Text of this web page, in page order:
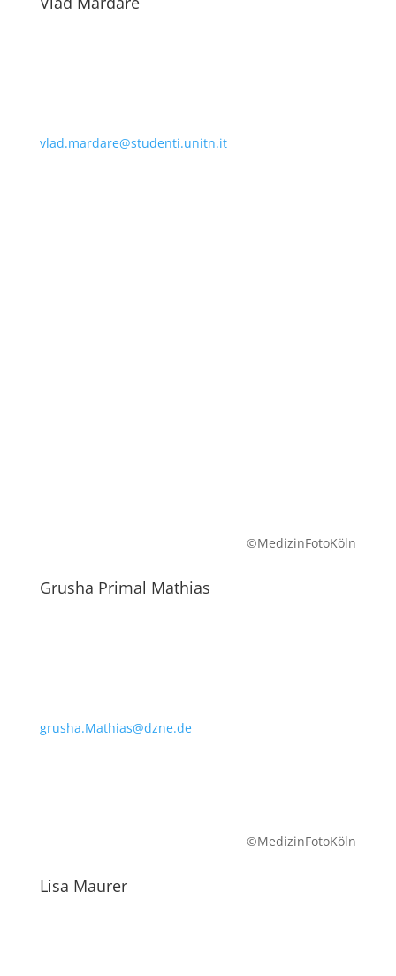
vlad.mardare@studenti.unitn.it
©MedizinFotoKöln
Grusha Primal Mathias
grusha.Mathias@dzne.de
©MedizinFotoKöln
Lisa Maurer